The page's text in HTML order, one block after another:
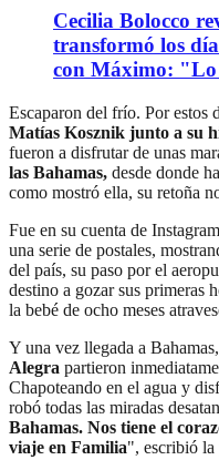
Cecilia Bolocco
transformó los
con Máximo:
Escaparon del frío. Por estos
Matías Kosznik junto a su
fueron a disfrutar de unas
las Bahamas, desde donde
como mostró ella, su retoña
Fue en su cuenta de
una serie de postales,
del país, su paso por el
destino a gozar sus primeras
la bebé de ocho meses
Y una vez llegada a Bahamas,
Alegra partieron
Chapoteando en el agua y
robó todas las miradas
Bahamas. Nos tiene el
viaje en Familia", escribió la